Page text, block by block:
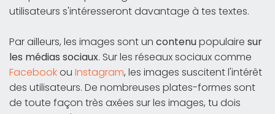
utilisateurs s'intéresseront davantage à tes textes.
Par ailleurs, les images sont un contenupopulaire sur
les médias sociaux. Sur les réseaux sociaux comme
Facebookou Instagram, les images suscitent l'intérêt
des utilisateurs. De nombreuses plates-formes sont
de toute façon très axées sur les images, tu dois